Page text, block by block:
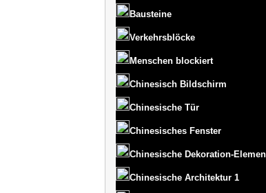
Bausteine
Verkehrsblöcke
Menschen blockiert
Chinesisch Bildschirm
Chinesische Tür
Chinesisches Fenster
Chinesische Dekoration-
Chinesische Architektur 1